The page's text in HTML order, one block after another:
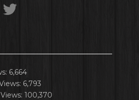
6,664
6,793
100,370